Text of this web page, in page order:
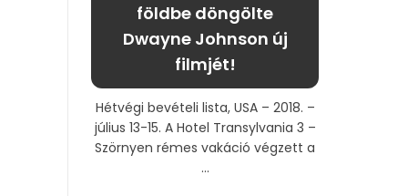
földbe döngölte
Dwayne Johnson új
filmjét!
Hétvégi bevételi lista, USA – 2018. –
július 13-15. A Hotel Transylvania 3 –
Szörnyen rémes vakáció végzett a
...